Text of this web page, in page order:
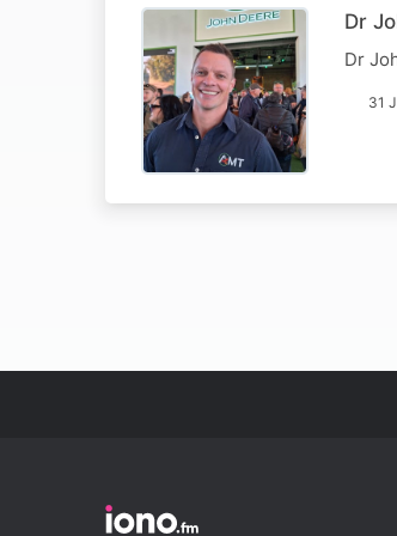
Dr
Dr
31